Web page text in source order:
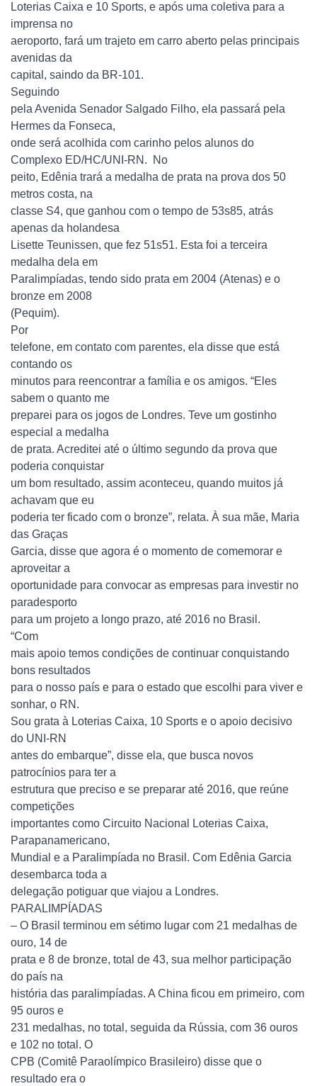
Loterias Caixa e 10 Sports, e após uma coletiva para a
imprensa no
aeroporto, fará um trajeto em carro aberto pelas principais
avenidas da
capital, saindo da BR-101.
Seguindo
pela Avenida Senador Salgado Filho, ela passará pela
Hermes da Fonseca,
onde será acolhida com carinho pelos alunos do
Complexo ED/HC/UNI-RN.
No
peito, Edênia trará a medalha de prata na prova dos 50
metros costa, na
classe S4, que ganhou com o tempo de 53s85, atrás
apenas da holandesa
Lisette Teunissen, que fez 51s51. Esta foi a terceira
medalha dela em
Paralimpíadas, tendo sido prata em 2004 (Atenas) e o
bronze em 2008
(Pequim).
Por
telefone, em contato com parentes, ela disse que está
contando os
minutos para reencontrar a família e os amigos. “Eles
sabem o quanto me
preparei para os jogos de Londres. Teve um gostinho
especial a medalha
de prata. Acreditei até o último segundo da prova que
poderia conquistar
um bom resultado, assim aconteceu, quando muitos já
achavam que eu
poderia ter ficado com o bronze”, relata. À sua mãe, Maria
das Graças
Garcia, disse que agora é o momento de comemorar e
aproveitar a
oportunidade para convocar as empresas para investir no
paradesporto
para um projeto a longo prazo, até 2016 no Brasil.
“Com
mais apoio temos condições de continuar conquistando
bons resultados
para o nosso país e para o estado que escolhi para viver e
sonhar, o RN.
Sou grata à Loterias Caixa, 10 Sports e o apoio decisivo
do UNI-RN
antes do embarque”, disse ela, que busca novos
patrocínios para ter a
estrutura que preciso e se preparar até 2016, que reúne
competições
importantes como Circuito Nacional Loterias Caixa,
Parapanamericano,
Mundial e a Paralimpíada no Brasil. Com Edênia Garcia
desembarca toda a
delegação potiguar que viajou a Londres.
PARALIMPÍADAS
– O Brasil terminou em sétimo lugar com 21 medalhas de
ouro, 14 de
prata e 8 de bronze, total de 43, sua melhor participação
do país na
história das paralimpíadas. A China ficou em primeiro, com
95 ouros e
231 medalhas, no total, seguida da Rússia, com 36 ouros
e 102 no total. O
CPB (Comitê Paraolímpico Brasileiro) disse que o
resultado era o